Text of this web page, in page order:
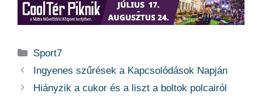
Kategória
Sport7
Ingyenes szűrések a Kapcsolódások Napján
Hiányzik a cukor és a liszt a boltok polcairól